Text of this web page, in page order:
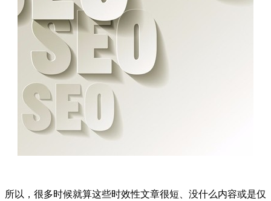
所以，很多时候就算这些时效性文章很短、没什么内容或是仅